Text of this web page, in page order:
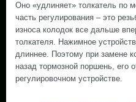
Оно «удлиняет» толкатель по
часть регулирования – это
износа колодок все дальше
толкателя. Нажимное
длиннее. Поэтому при замене
назад тормозной поршень, его
регулировочном устройстве.